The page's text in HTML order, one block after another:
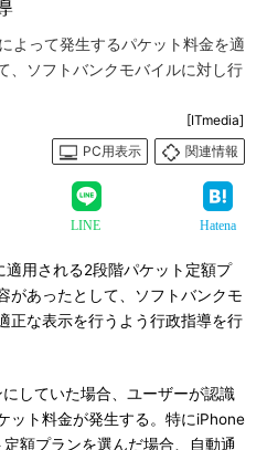
よって発生するパケット料金を適
、ソフトバンクモバイルに対し行
[ITmedia]
PC用表示
関連情報
LINE Hatena
用される2段階パケット定額プ
があったとして、ソフトバンクモ
正な表示を行うよう行政指導を行
していた場合、ユーザーが認識
ット料金が発生する。特にiPhone
額プランを選んだ場合、自動通